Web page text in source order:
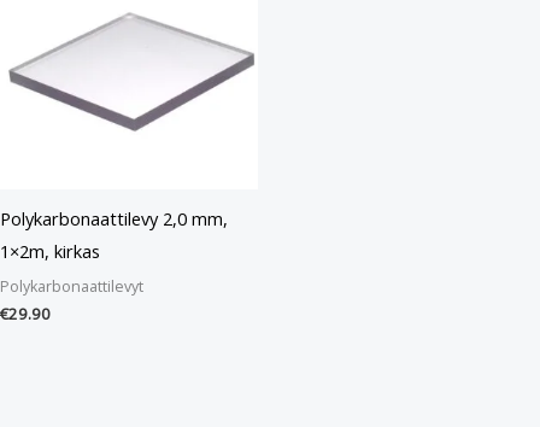
Polykarbonaattilevy 2,0 mm,
1×2m, kirkas
Polykarbonaattilevyt
€29.90